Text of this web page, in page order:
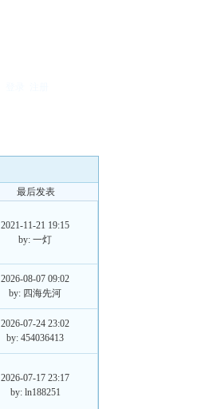
最后发表
2021-11-21 19:15
by: 一灯
2026-08-07 09:02
by: 四海先河
2026-07-24 23:02
by: 454036413
2026-07-17 23:17
by: ln188251